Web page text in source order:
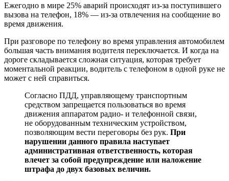
Ежегодно в мире 25% аварий происходят из-за поступившего
вызова на телефон, 18% — из-за отвлечения на сообщение во
время движения.
При разговоре по телефону во время управления автомобилем
большая часть внимания водителя переключается. И когда на
дороге складывается сложная ситуация, которая требует
моментальной реакции, водитель с телефоном в одной руке не
может с ней справиться.
Согласно ПДД, управляющему транспортным
средством запрещается пользоваться во время
движения аппаратом радио- и телефонной связи,
не оборудованным техническим устройством,
позволяющим вести переговоры без рук. При
нарушении данного правила наступает
административная ответственность, которая
влечет за собой предупреждение или наложение
штрафа до двух базовых величин.